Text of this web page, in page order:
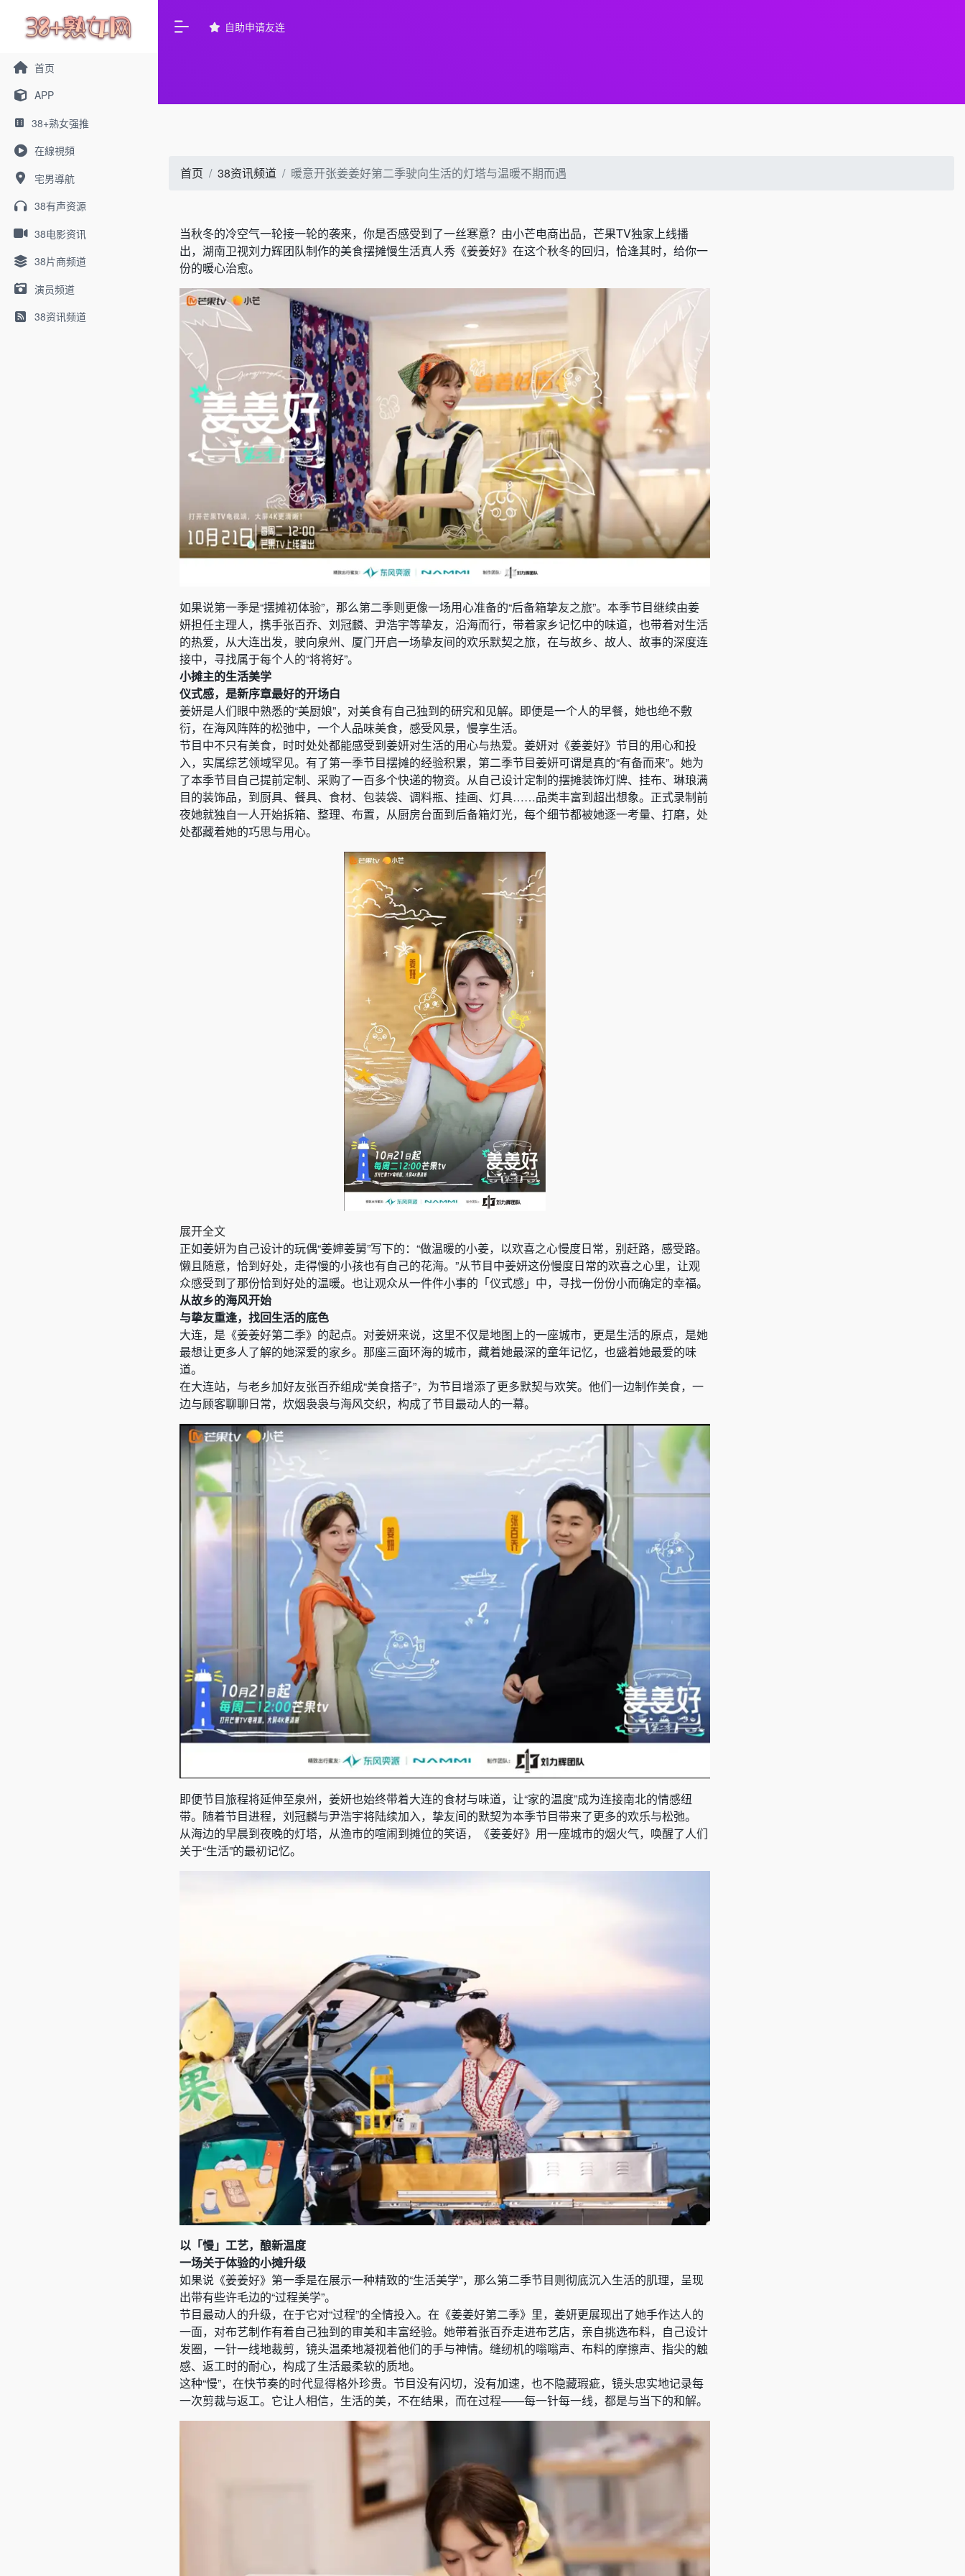
首页
APP
38+熟女强推
在線視頻
宅男導航
38有声资源
38电影资讯
38片商频道
演员频道
38资讯频道
自助申请友连
首页 38资讯频道 暖意开张姜姜好第二季驶向生活的灯塔与温暖不期而遇
当秋冬的冷空气一轮接一轮的袭来，你是否感受到了一丝寒意？由小芒电商出品，芒果TV独家上线播
出，湖南卫视刘力辉团队制作的美食摆摊慢生活真人秀《姜姜好》在这个秋冬的回归，恰逢其时，给你一
份的暖心治愈。
如果说第一季是“摆摊初体验”，那么第二季则更像一场用心准备的“后备箱挚友之旅”。本季节目继续由姜
妍担任主理人，携手张百乔、刘冠麟、尹浩宇等挚友，沿海而行，带着家乡记忆中的味道，也带着对生活
的热爱，从大连出发，驶向泉州、厦门开启一场挚友间的欢乐默契之旅，在与故乡、故人、故事的深度连
接中，寻找属于每个人的“将将好”。
小摊主的生活美学
仪式感，是新序章最好的开场白
姜妍是人们眼中熟悉的“美厨娘”，对美食有自己独到的研究和见解。即便是一个人的早餐，她也绝不敷
衍，在海风阵阵的松弛中，一个人品味美食，感受风景，慢享生活。
节目中不只有美食，时时处处都能感受到姜妍对生活的用心与热爱。姜妍对《姜姜好》节目的用心和投
入，实属综艺领域罕见。有了第一季节目摆摊的经验积累，第二季节目姜妍可谓是真的“有备而来”。她为
了本季节目自己提前定制、采购了一百多个快递的物资。从自己设计定制的摆摊装饰灯牌、挂布、琳琅满
目的装饰品，到厨具、餐具、食材、包装袋、调料瓶、挂画、灯具……品类丰富到超出想象。正式录制前
夜她就独自一人开始拆箱、整理、布置，从厨房台面到后备箱灯光，每个细节都被她逐一考量、打磨，处
处都藏着她的巧思与用心。
展开全文
正如姜妍为自己设计的玩偶“姜婶姜舅”写下的：“做温暖的小姜，以欢喜之心慢度日常，别赶路，感受路。
懒且随意，恰到好处，走得慢的小孩也有自己的花海。”从节目中姜妍这份慢度日常的欢喜之心里，让观
众感受到了那份恰到好处的温暖。也让观众从一件件小事的「仪式感」中，寻找一份份小而确定的幸福。
从故乡的海风开始
与挚友重逢，找回生活的底色
大连，是《姜姜好第二季》的起点。对姜妍来说，这里不仅是地图上的一座城市，更是生活的原点，是她
最想让更多人了解的她深爱的家乡。那座三面环海的城市，藏着她最深的童年记忆，也盛着她最爱的味
道。
在大连站，与老乡加好友张百乔组成“美食搭子”，为节目增添了更多默契与欢笑。他们一边制作美食，一
边与顾客聊聊日常，炊烟袅袅与海风交织，构成了节目最动人的一幕。
即便节目旅程将延伸至泉州，姜妍也始终带着大连的食材与味道，让“家的温度”成为连接南北的情感纽
带。随着节目进程，刘冠麟与尹浩宇将陆续加入，挚友间的默契为本季节目带来了更多的欢乐与松弛。
从海边的早晨到夜晚的灯塔，从渔市的喧闹到摊位的笑语，《姜姜好》用一座城市的烟火气，唤醒了人们
关于“生活”的最初记忆。
以「慢」工艺，酿新温度
一场关于体验的小摊升级
如果说《姜姜好》第一季是在展示一种精致的“生活美学”，那么第二季节目则彻底沉入生活的肌理，呈现
出带有些许毛边的“过程美学”。
节目最动人的升级，在于它对“过程”的全情投入。在《姜姜好第二季》里，姜妍更展现出了她手作达人的
一面，对布艺制作有着自己独到的审美和丰富经验。她带着张百乔走进布艺店，亲自挑选布料，自己设计
发圈，一针一线地裁剪，镜头温柔地凝视着他们的手与神情。缝纫机的嗡嗡声、布料的摩擦声、指尖的触
感、返工时的耐心，构成了生活最柔软的质地。
这种“慢”，在快节奏的时代显得格外珍贵。节目没有闪切，没有加速，也不隐藏瑕疵，镜头忠实地记录每
一次剪裁与返工。它让人相信，生活的美，不在结果，而在过程——每一针每一线，都是与当下的和解。